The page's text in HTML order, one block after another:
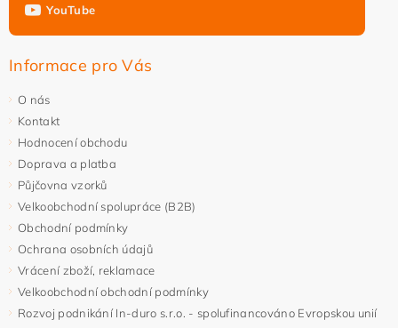
osobních údajů
YouTube
Informace pro Vás
O nás
Kontakt
Hodnocení obchodu
Doprava a platba
Půjčovna vzorků
Velkoobchodní spolupráce (B2B)
Obchodní podmínky
Ochrana osobních údajů
Vrácení zboží, reklamace
Velkoobchodní obchodní podmínky
Rozvoj podnikání In-duro s.r.o. - spolufinancováno Evropskou unií